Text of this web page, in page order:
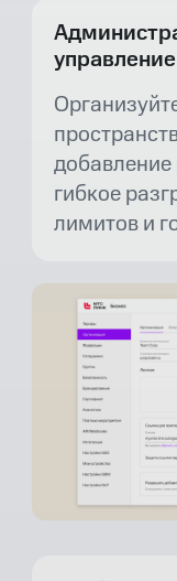
добавление
гибкое
лимитов и